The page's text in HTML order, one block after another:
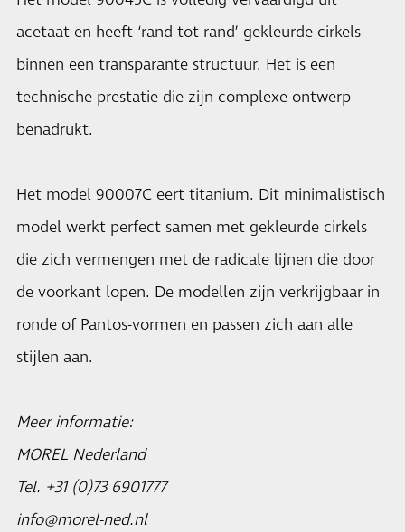
acetaat en heeft ‘rand-tot-rand’ gekleurde cirkels
binnen een transparante structuur. Het is een
technische prestatie die zijn complexe ontwerp
benadrukt.
Het model 90007C eert titanium. Dit minimalistisch
model werkt perfect samen met gekleurde cirkels
die zich vermengen met de radicale lijnen die door
de voorkant lopen. De modellen zijn verkrijgbaar in
ronde of Pantos-vormen en passen zich aan alle
stijlen aan.
Meer informatie:
MOREL Nederland
Tel. +31 (0)73 6901777
info@morel-ned.nl